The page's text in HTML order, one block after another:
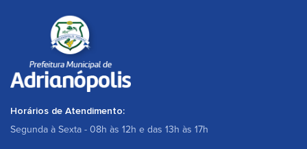
Horários de Atendimento:
Segunda à Sexta - 08h às 12h e das 13h às 17h